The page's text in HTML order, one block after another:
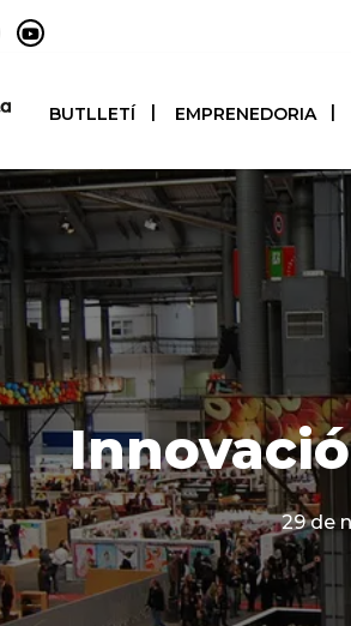
BUTLLETÍ EMPRENEDORIA
29 de